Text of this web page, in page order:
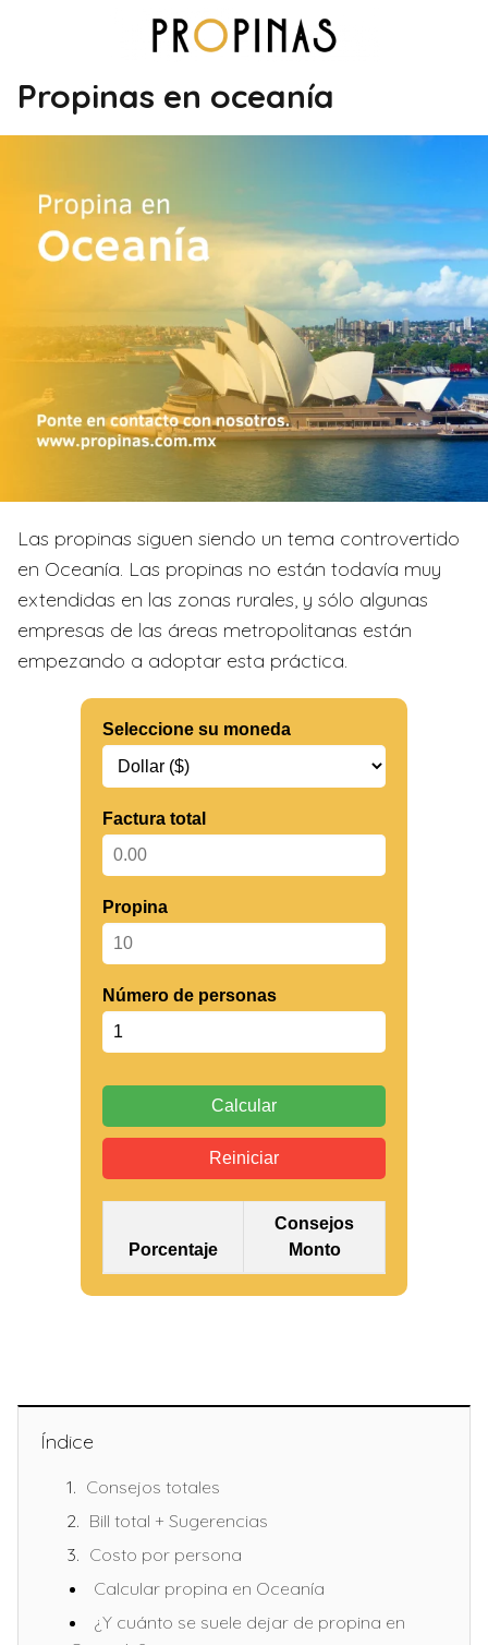
Propinas en oceanía
Las propinas siguen siendo un tema controvertido
en Oceanía. Las propinas no están todavía muy
extendidas en las zonas rurales, y sólo algunas
empresas de las áreas metropolitanas están
empezando a adoptar esta práctica.
Seleccione su moneda
Factura total
Propina
Número de personas
Calcular
Reiniciar
Porcentaje
Consejos
Monto
Índice
Consejos totales
Bill total + Sugerencias
Costo por persona
Calcular propina en Oceanía
¿Y cuánto se suele dejar de propina en